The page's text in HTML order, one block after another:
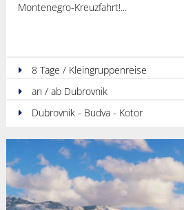
Montenegro-Kreuzfahrt!
8 Tage / Kleingruppenreise
an / ab Dubrovnik
Dubrovnik - Budva - Kotor